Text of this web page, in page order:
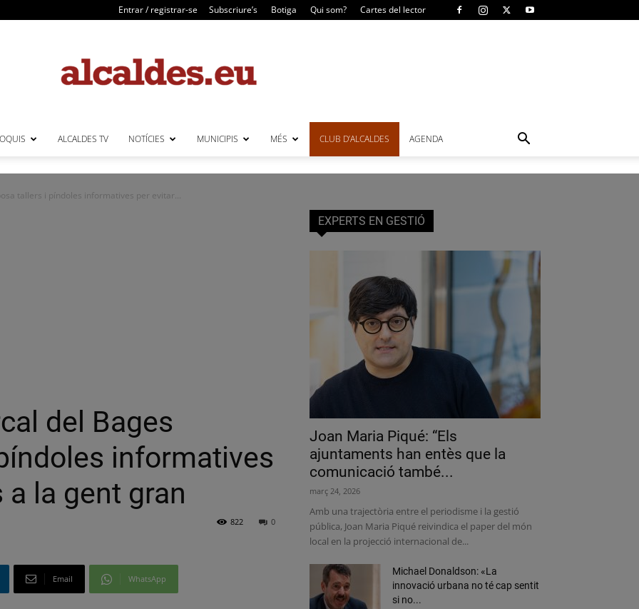
Entrar / registrar-se Subscriure’s Botiga Qui som? Cartes del lector
ALCALDES TV NOTÍCIES MUNICIPIS MÉS CLUB D’ALCALDES AGENDA
tallers i píndoles informatives per evitar...
del Bages
informatives
la gent gran
0
822
Email WhatsApp
EXPERTS EN GESTIÓ
Joan Maria Piqué: “Els
ajuntaments han entès que la
comunicació també...
març 24, 2026
Amb una trajectòria entre el periodisme i la gestió
pública, Joan Maria Piqué reivindica el paper del món
local en la projecció internacional de...
Michael Donaldson: «La
innovació urbana no té cap sentit
si no...